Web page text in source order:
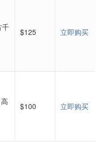
千
$125 立即购买
高
$100 立即购买